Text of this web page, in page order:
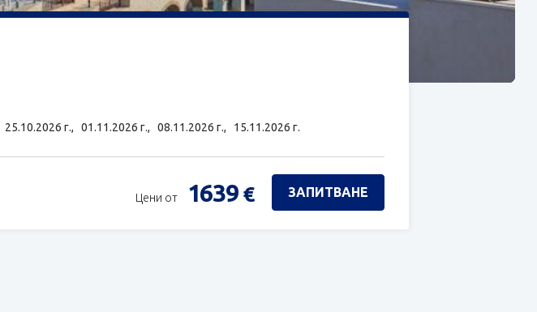
25.10.2026 г.,01.11.2026 г.,08.11.2026 г., 15.11.2026 г.
Цени от 1639 € ЗАПИТВАНЕ